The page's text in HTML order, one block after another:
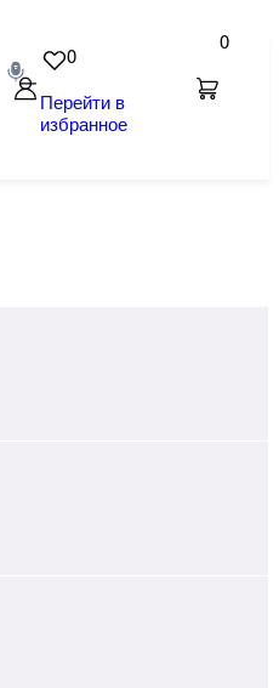
0
Перейти в
избранное
0